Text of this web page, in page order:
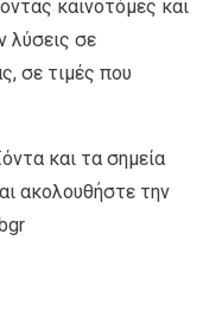
καινοτόμες και
λύσεις σε
σε τιμές που
και τα σημεία
ακολουθήστε την